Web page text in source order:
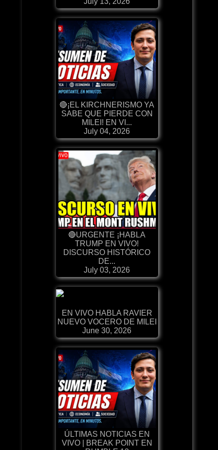
🔴¡EL KIRCHNERISMO YA
SABE QUE PIERDE CON
MILEI! EN VI...
July 04, 2026
🔴URGENTE ¡HABLA
TRUMP EN VIVO!
DISCURSO HISTÓRICO
DE...
July 03, 2026
EN VIVO HABLA RAVIER
NUEVO VOCERO DE MILEI
June 30, 2026
ÚLTIMAS NOTICIAS EN
VIVO | BREAK POINT EN